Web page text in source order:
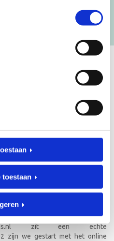
toestaan
EN
MET NAAM
geboorteklompjes. Onze
online. We beschilderen
en indien gewenst in de stijl van
in Doetinchem
zit een echte
zijn we gestart met het online